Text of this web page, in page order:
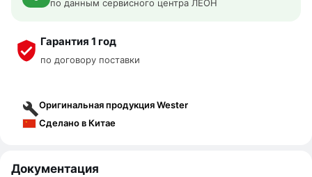
по данным сервисного центра ЛЕОН
Гарантия 1 год
по договору поставки
Оригинальная продукция Wester
Сделано в Китае
Документация